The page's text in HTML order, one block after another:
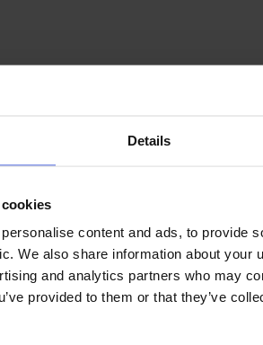
Details
content and ads, to provide
We also share information about your
and analytics partners who may
provided to them or that they’ve